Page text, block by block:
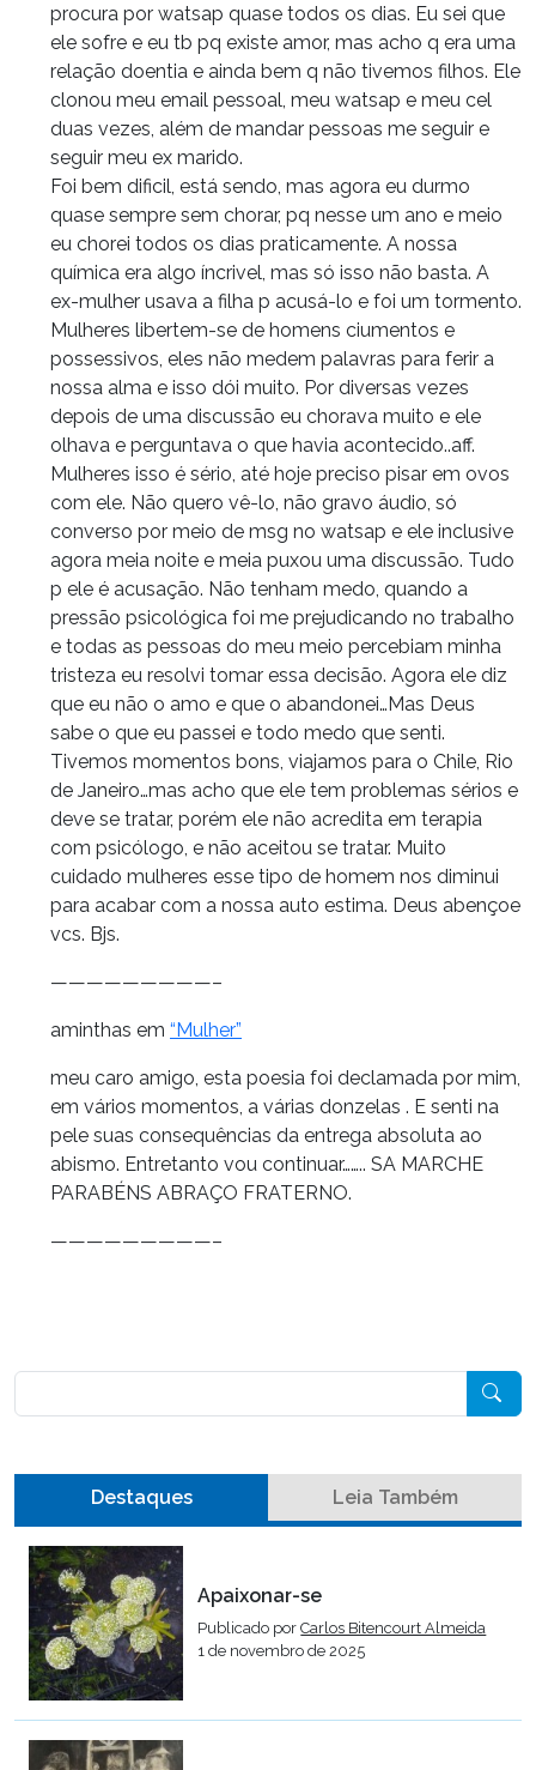
procura por watsap quase todos os dias. Eu sei que
ele sofre e eu tb pq existe amor, mas acho q era uma
relação doentia e ainda bem q não tivemos filhos. Ele
clonou meu email pessoal, meu watsap e meu cel
duas vezes, além de mandar pessoas me seguir e
seguir meu ex marido.
Foi bem dificil, está sendo, mas agora eu durmo
quase sempre sem chorar, pq nesse um ano e meio
eu chorei todos os dias praticamente. A nossa
química era algo íncrivel, mas só isso não basta. A
ex-mulher usava a filha p acusá-lo e foi um tormento.
Mulheres libertem-se de homens ciumentos e
possessivos, eles não medem palavras para ferir a
nossa alma e isso dói muito. Por diversas vezes
depois de uma discussão eu chorava muito e ele
olhava e perguntava o que havia acontecido..aff.
Mulheres isso é sério, até hoje preciso pisar em ovos
com ele. Não quero vê-lo, não gravo áudio, só
converso por meio de msg no watsap e ele inclusive
agora meia noite e meia puxou uma discussão. Tudo
p ele é acusação. Não tenham medo, quando a
pressão psicológica foi me prejudicando no trabalho
e todas as pessoas do meu meio percebiam minha
tristeza eu resolvi tomar essa decisão. Agora ele diz
que eu não o amo e que o abandonei…Mas Deus
sabe o que eu passei e todo medo que senti.
Tivemos momentos bons, viajamos para o Chile, Rio
de Janeiro…mas acho que ele tem problemas sérios e
deve se tratar, porém ele não acredita em terapia
com psicólogo, e não aceitou se tratar. Muito
cuidado mulheres esse tipo de homem nos diminui
para acabar com a nossa auto estima. Deus abençoe
vcs. Bjs.
—————————–
aminthas em “Mulher”
meu caro amigo, esta poesia foi declamada por mim,
em vários momentos, a várias donzelas . E senti na
pele suas consequências da entrega absoluta ao
abismo. Entretanto vou continuar…….. SA MARCHE
PARABÉNS ABRAÇO FRATERNO.
—————————–
Destaques Leia Também
Apaixonar-se
Publicado porCarlos Bitencourt Almeida
1 de novembro de 2025